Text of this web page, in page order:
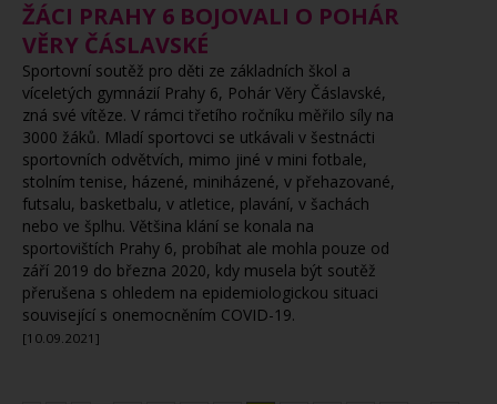
ŽÁCI PRAHY 6 BOJOVALI O POHÁR
VĚRY ČÁSLAVSKÉ
Sportovní soutěž pro děti ze základních škol a
víceletých gymnázií Prahy 6, Pohár Věry Čáslavské,
zná své vítěze. V rámci třetího ročníku měřilo síly na
3000 žáků. Mladí sportovci se utkávali v šestnácti
sportovních odvětvích, mimo jiné v mini fotbale,
stolním tenise, házené, miniházené, v přehazované,
futsalu, basketbalu, v atletice, plavání, v šachách
nebo ve šplhu. Většina klání se konala na
sportovištích Prahy 6, probíhat ale mohla pouze od
září 2019 do března 2020, kdy musela být soutěž
přerušena s ohledem na epidemiologickou situaci
související s onemocněním COVID-19.
[10.09.2021]